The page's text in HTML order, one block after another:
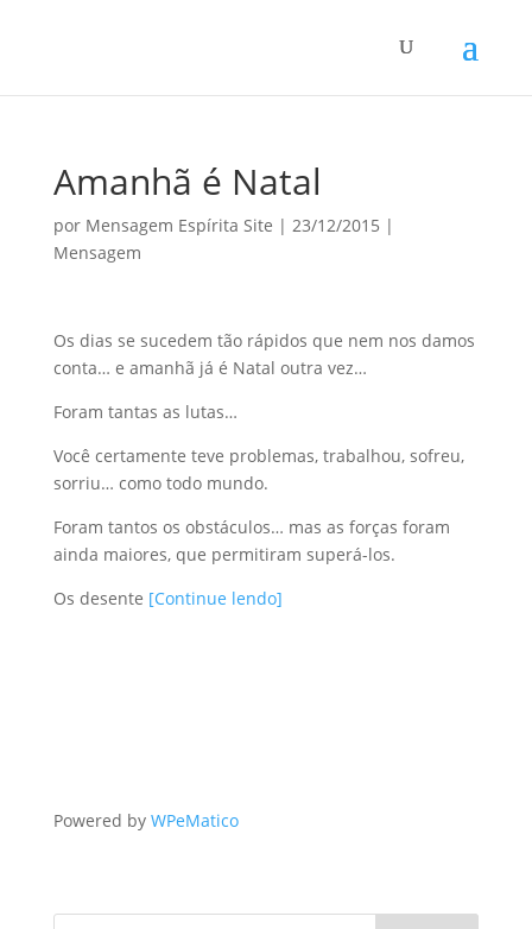
Amanhã é Natal
por Mensagem Espírita Site | 23/12/2015 |
Mensagem
Os dias se sucedem tão rápidos que nem nos damos
conta… e amanhã já é Natal outra vez…
Foram tantas as lutas…
Você certamente teve problemas, trabalhou, sofreu,
sorriu… como todo mundo.
Foram tantos os obstáculos… mas as forças foram
ainda maiores, que permitiram superá-los.
Os desente [Continue lendo]
Powered by WPeMatico